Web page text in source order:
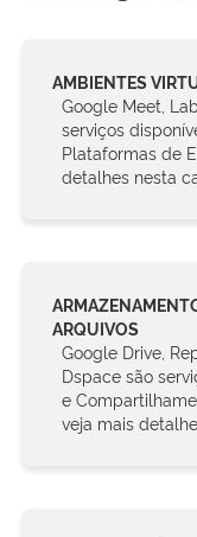
AMBIENTES
Google Meet,
serviços
Plataformas de
detalhes nesta
ARQUIVOS
Google Drive,
Dspace são
e
veja mais